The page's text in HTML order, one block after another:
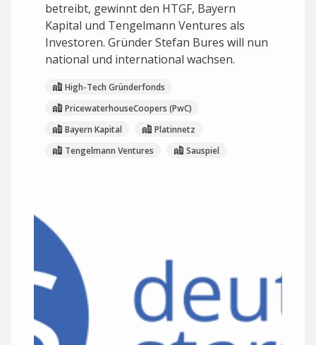
betreibt, gewinnt den HTGF, Bayern
Kapital und Tengelmann Ventures als
Investoren. Gründer Stefan Bures will nun
national und international wachsen.
High-Tech Gründerfonds
PricewaterhouseCoopers (PwC)
Bayern Kapital
Platinnetz
Tengelmann Ventures
Sauspiel